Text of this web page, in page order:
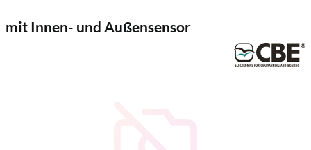
mit Innen- und Außensensor